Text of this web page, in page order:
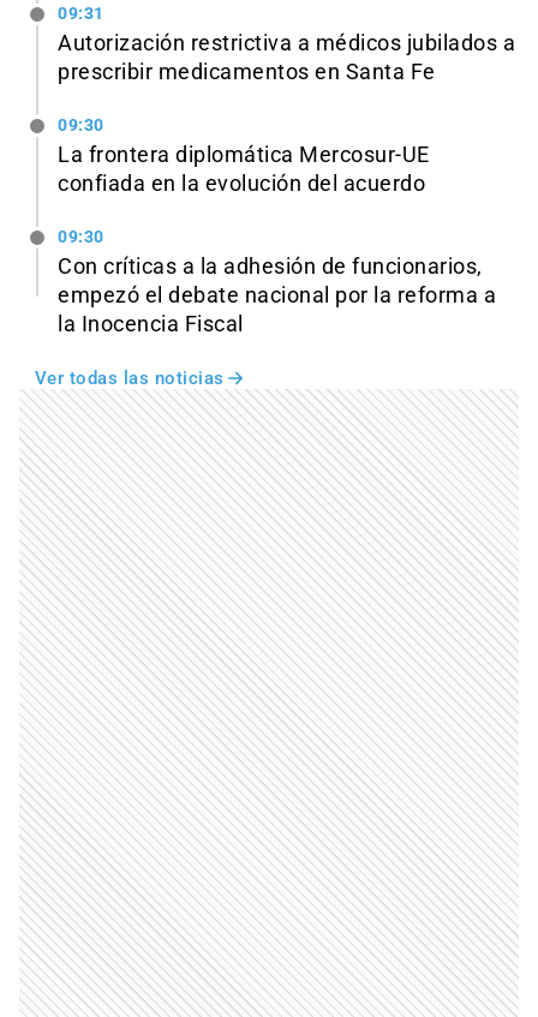
09:31
Autorización restrictiva a médicos jubilados a
prescribir medicamentos en Santa Fe
09:30
La frontera diplomática Mercosur-UE
confiada en la evolución del acuerdo
09:30
Con críticas a la adhesión de funcionarios,
empezó el debate nacional por la reforma a
la Inocencia Fiscal
Ver todas las noticias